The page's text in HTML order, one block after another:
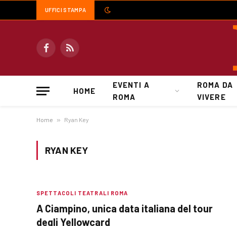
UFFICI STAMPA
FacebookRSS
HOME
EVENTI A
ROMA
ROMA DA
VIVERE
Home » Ryan Key
RYAN KEY
SPETTACOLI TEATRALI ROMA
A Ciampino, unica data italiana del tour
degli Yellowcard